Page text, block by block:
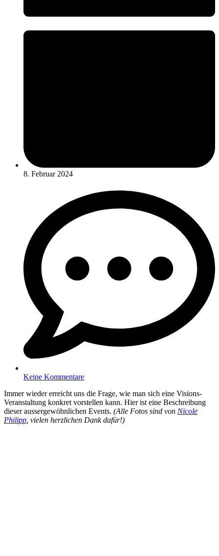
8. Februar 2024
Keine Kommentare
Immer wieder erreicht uns die Frage, wie man sich eine Visions-
Veranstaltung konkret vorstellen kann. Hier ist eine Beschreibung
dieser aussergewöhnlichen Events. (Alle Fotos sind von Nicole
Philipp , vielen herzlichen Dank dafür!)